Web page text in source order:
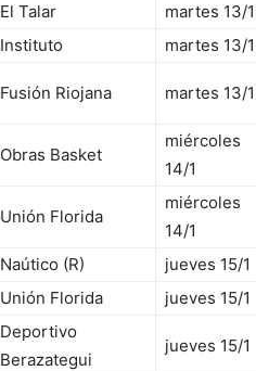
El Talar martes 13/1
Instituto martes 13/1
Fusión Riojana martes 13/1
Obras Basket
miércoles
14/1
Unión Florida
miércoles
14/1
Naútico (R) jueves 15/1
Unión Florida jueves 15/1
Deportivo
Berazategui
jueves 15/1